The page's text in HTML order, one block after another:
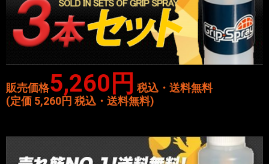
販売価格5,260円 税込・送料無料
(定価 5,260円 税込・送料無料)